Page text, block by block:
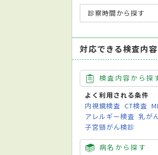
診察時間から探す
対応できる検査内
検査内容から探
よく利用される条件
内視鏡検査 CT検査
アレルギー検査 乳が
子宮頸がん検診
病名から探す